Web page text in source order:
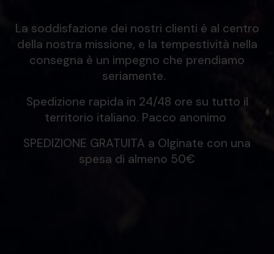
La soddisfazione dei nostri clienti è al centro
della nostra missione, e la tempestività nella
consegna è un impegno che prendiamo
seriamente.
Spedizione rapida in 24/48 ore su tutto il
territorio italiano. Pacco anonimo
SPEDIZIONE GRATUITA a Olginate con una
spesa di almeno 50€